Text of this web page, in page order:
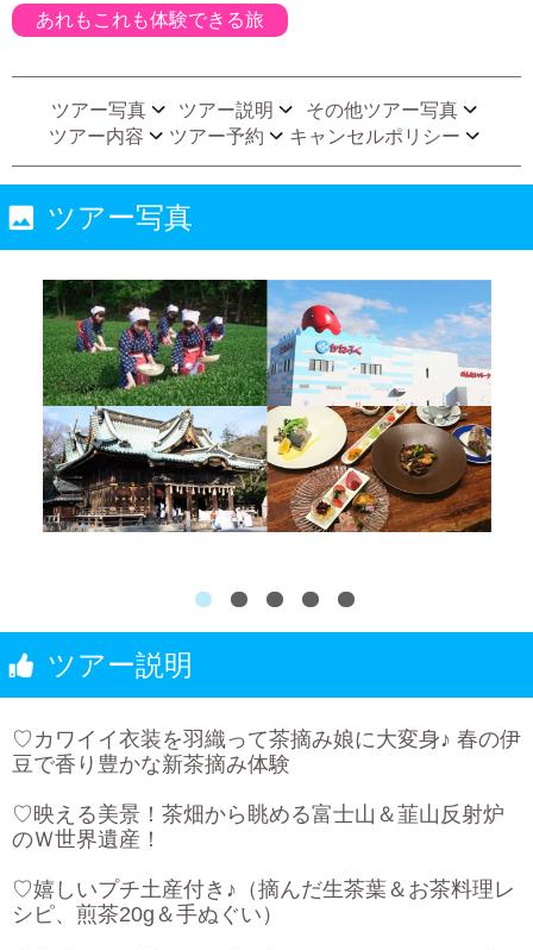
あれもこれも体験できる旅
ツアー写真 ツアー説明
その他ツアー写真
ツアー内容
ツアー予約 キャンセルポリシー
ツアー写真
ツアー説明
♡カワイイ衣装を羽織って茶摘み娘に大変身♪ 春の伊
豆で香り豊かな新茶摘み体験
♡映える美景！茶畑から眺める富士山＆韮山反射炉
のＷ世界遺産！
♡嬉しいプチ土産付き♪（摘んだ生茶葉＆お茶料理レ
シピ、煎茶20g＆手ぬぐい）